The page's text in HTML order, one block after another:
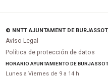
© NNTT AJUNTAMENT DE
Aviso Legal
Política de protección de datos
HORARIO AYUNTAMIENTO DE
Lunes a Viernes de 9 a 14 h